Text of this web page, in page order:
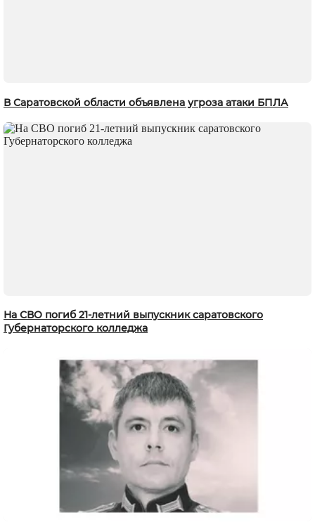
В Саратовской области объявлена угроза атаки БПЛА
На СВО погиб 21-летний выпускник саратовского
Губернаторского колледжа